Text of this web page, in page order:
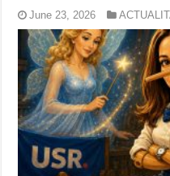
June 23, 2026